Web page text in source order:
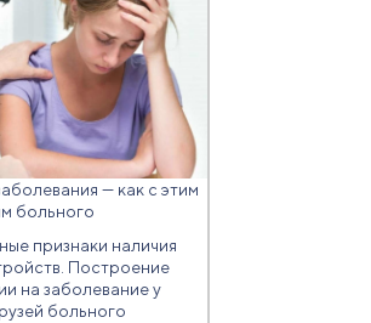
— как с этим
больного
признаки наличия
Построение
на заболевание у
больного